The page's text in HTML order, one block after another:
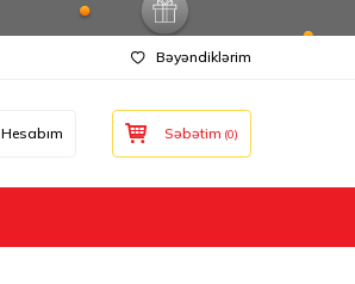
Bəyəndiklərim
Səbətim (0)